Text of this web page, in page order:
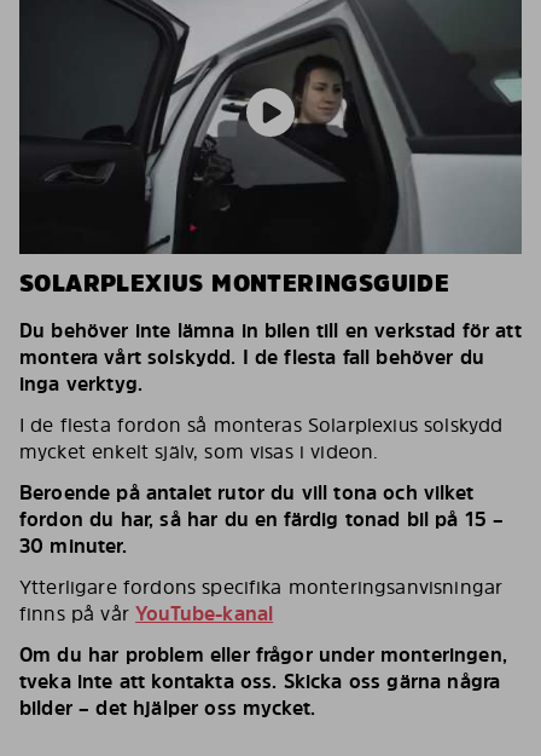
SOLARPLEXIUS MONTERINGSGUIDE
Du behöver inte lämna in bilen till en verkstad för att
montera vårt solskydd. I de flesta fall behöver du
inga verktyg.
I de flesta fordon så monteras Solarplexius solskydd
mycket enkelt själv, som visas i videon.
Beroende på antalet rutor du vill tona och vilket
fordon du har, så har du en färdig tonad bil på 15 –
30 minuter.
Ytterligare fordons specifika monteringsanvisningar
finns på vårYouTube-kanal
Om du har problem eller frågor under monteringen,
tveka inte att kontakta oss. Skicka oss gärna några
bilder – det hjälper oss mycket.